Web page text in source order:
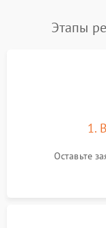
Этапы
1.
Оставьте